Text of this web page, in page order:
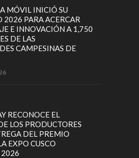
MÓVIL INICIÓ SU
2026 PARA ACERCAR
E INNOVACIÓN A 1,750
DE LAS
CAMPESINAS DE
RECONOCE EL
LOS PRODUCTORES
DEL PREMIO
EXPO CUSCO
2026